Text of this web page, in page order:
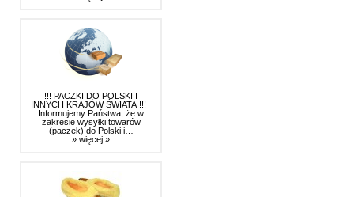
!!! PACZKI DO POLSKI I
INNYCH KRAJÓW ŚWIATA !!!
Informujemy Państwa, że w
zakresie wysyłki towarów
(paczek) do Polski i…
» więcej »